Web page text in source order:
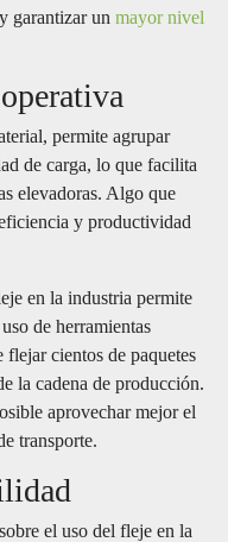
garantizar un mayor nivel
permite agrupar
de carga, lo que facilita
elevadoras. Algo que
y productividad
en la industria permite
de herramientas
flejar cientos de paquetes
la cadena de producción.
aprovechar mejor el
transporte.
el uso del fleje en la